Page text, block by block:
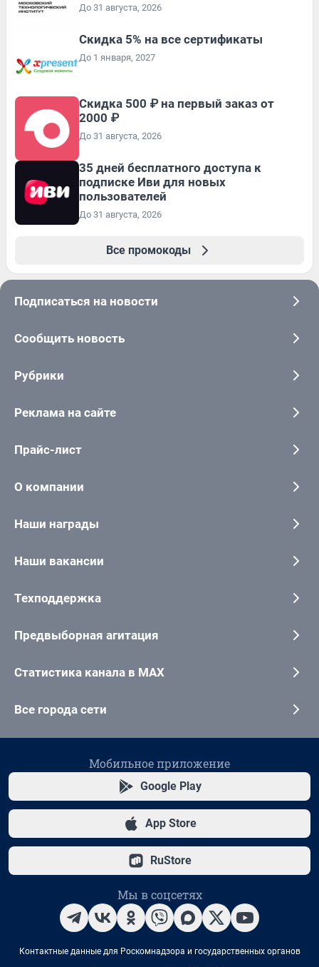
До 31 августа, 2026
Скидка 5% на все сертификаты
До 1 января, 2027
Скидка 500 ₽ на первый заказ от
2000 ₽
До 31 августа, 2026
35 дней бесплатного доступа к
подписке Иви для новых
пользователей
До 31 августа, 2026
Все промокоды
Подписаться на новости
Сообщить новость
Рубрики
Реклама на сайте
Прайс-лист
О компании
Наши награды
Наши вакансии
Техподдержка
Предвыборная агитация
Статистика канала в MAX
Все города сети
Мобильное приложение
Google Play
App Store
RuStore
Мы в соцсетях
Контактные данные для Роскомнадзора и государственных органов